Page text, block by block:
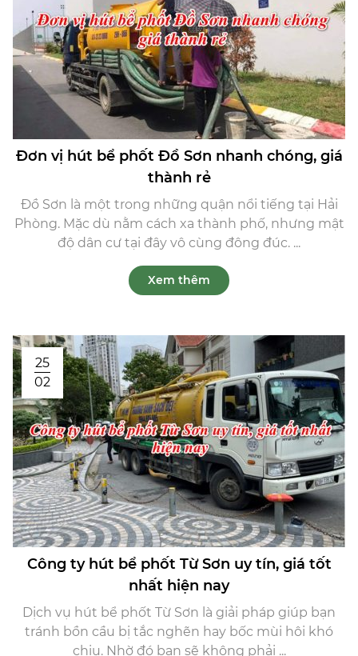
Đơn vị hút bể phốt Đồ Sơn nhanh chóng, giá
thành rẻ
Đồ Sơn là một trong những quận nổi tiếng tại Hải
Phòng. Mặc dù nằm cách xa thành phố, nhưng mật
độ dân cư tại đây vô cùng đông đúc. ...
Xem thêm
25
02
Công ty hút bể phốt Từ Sơn uy tín, giá tốt
nhất hiện nay
Dịch vụ hút bể phốt Từ Sơn là giải pháp giúp bạn
tránh bồn cầu bị tắc nghẽn hay bốc mùi hôi khó
chịu. Nhờ đó bạn sẽ không phải ...